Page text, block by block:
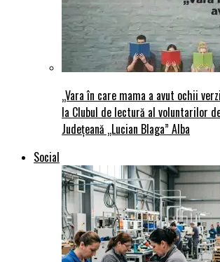
„Vara în care mama a avut ochii
la Clubul de lectură al voluntarilor
Județeană „Lucian Blaga” Alba
Social